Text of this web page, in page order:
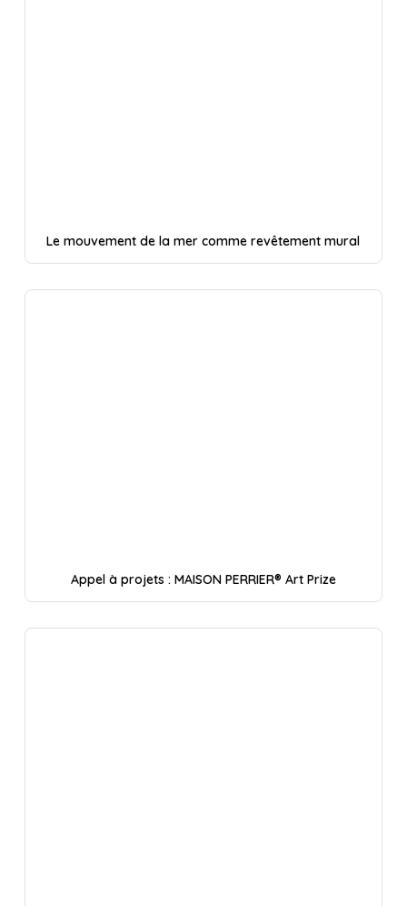
Le mouvement de la mer comme revêtement mural
Appel à projets : MAISON PERRIER® Art Prize